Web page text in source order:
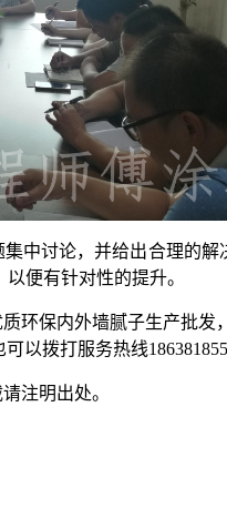
中讨论，并给出合理的
便有针对性的提升。
环保内外墙腻子生产批发，
可以拨打服务热线
注明出处。